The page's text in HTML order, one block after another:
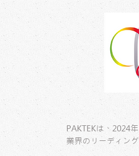
PAKTEKは、2024
業界のリーディン